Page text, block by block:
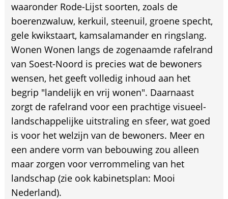
waaronder Rode-Lijst soorten, zoals de
boerenzwaluw, kerkuil, steenuil, groene specht,
gele kwikstaart, kamsalamander en ringslang.
Wonen Wonen langs de zogenaamde rafelrand
van Soest-Noord is precies wat de bewoners
wensen, het geeft volledig inhoud aan het
begrip "landelijk en vrij wonen". Daarnaast
zorgt de rafelrand voor een prachtige visueel-
landschappelijke uitstraling en sfeer, wat goed
is voor het welzijn van de bewoners. Meer en
een andere vorm van bebouwing zou alleen
maar zorgen voor verrommeling van het
landschap (zie ook kabinetsplan: Mooi
Nederland).